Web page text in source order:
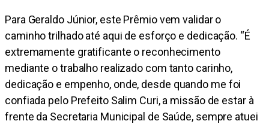
Para Geraldo Júnior, este Prêmio vem validar o
caminho trilhado até aqui de esforço e dedicação. “É
extremamente gratificante o reconhecimento
mediante o trabalho realizado com tanto carinho,
dedicação e empenho, onde, desde quando me foi
confiada pelo Prefeito Salim Curi, a missão de estar à
frente da Secretaria Municipal de Saúde, sempre atuei